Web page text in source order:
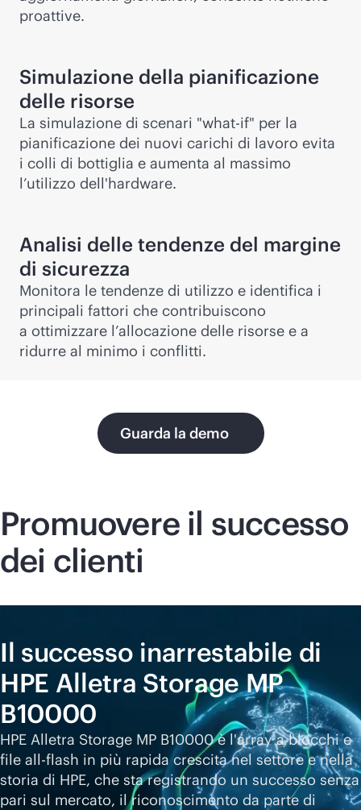
proattive.
Simulazione della pianificazione
delle risorse
La simulazione di scenari "what-if" per la
pianificazione dei nuovi carichi di lavoro evita
i colli di bottiglia e aumenta al massimo
l’utilizzo dell'hardware.
Analisi delle tendenze del margine
di sicurezza
Monitora le tendenze di utilizzo e identifica i
principali fattori che contribuiscono
a ottimizzare l’allocazione delle risorse e a
ridurre al minimo i conflitti.
Guarda la demo
Promuovere il successo
dei clienti
Il successo inarrestabile di
HPE Alletra Storage MP
B10000
HPE Alletra Storage MP B10000 è l'array a blocchi e
file all-flash in più rapida crescita nel settore e nella
storia di HPE, che sta registrando un successo senza
pari sul mercato, il riconoscimento da parte di